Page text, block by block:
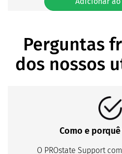
Perguntas
dos nossos
Como e
O PROstate Support